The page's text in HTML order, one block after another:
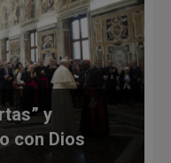
y
con Dios